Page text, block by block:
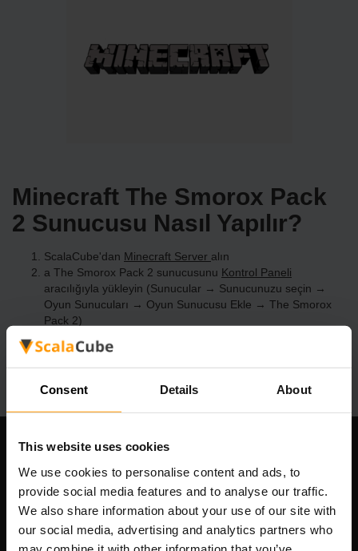
Consent Details About
This website uses cookies
We use cookies to personalise content and ads, to
provide social media features and to analyse our traffic.
We also share information about your use of our site with
our social media, advertising and analytics partners who
Minecraft The Smorox Pack
2 Sunucusu Nasıl Yapılır?
ScalaCube'dan Minecraft Server alın
a The Smorox Pack 2 sunucusunu Kontrol Paneli
aracılığıyla yükleyin (Sunucular → Sunucunuzu seçin →
Oyun Sunucuları → Oyun Sunucusu Ekle → The Smorox
Pack 2)
Sunucuda oynamanın tadını çıkarın!
Scalable Hosting Solutions OÜ